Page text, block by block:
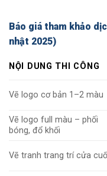
Báo giá tham khảo
nhật 2025)
NỘI DUNG THI CÔNG
Vẽ logo cơ bản 1–2 màu
Vẽ logo full màu – phối
bóng, đổ khối
Vẽ tranh trang trí cửa